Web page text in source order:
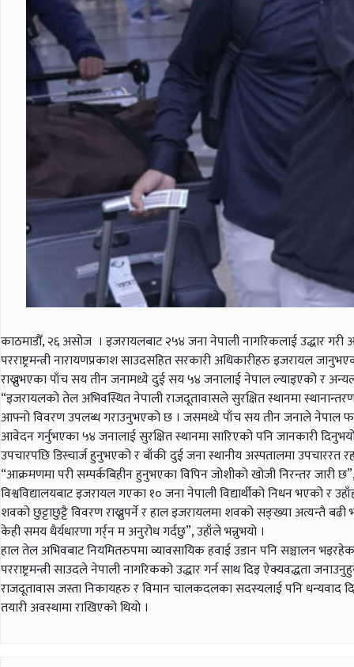
काठमाडौँ, २६ असोज । इजरायलबाट २५४ जना नेपाली नागरिकलाई उद्धार
परराष्ट्रमन्त्री नारायणप्रकाश साउदसहित सरकारी अधिकारीहरु इजरायल
राख्नुभएका पाँच सय तीन जनामध्ये दुई सय ५४ जनालाई नेपाल ल्याइएको र
“इजरायलको तेल अभिवस्थित नेपाली राजदूतावासले सुरक्षित स्थानमा
आफ्नो विवरण उपलब्ध गराउनुभएको छ । जसमध्ये पाँच सय तीन जनाले नेपाल
आवेदन गर्नुभएका ५४ जनालाई सुरक्षित स्थानमा सारिएको पनि जानकारी
उपचारपछि डिस्चार्ज हुनुभएको र बाँकी दुई जना स्थानीय अस्पतालमा उपचाररत
“आक्रमणमा परी सम्पर्कबिहीन हुनुभएका विपिन जोशीको खोजी निरन्तर जारी
विश्वविद्यालयबाट इजरायल गएका १० जना नेपाली विद्यार्थीको निधन भएको
शवको छुट्टाछुट्टै विवरण राख्नुपर्ने र हाल इजरायलमा शवको सङ्ख्या अत्यन्तै
केही समय धैर्यधारणा गर्र्न म अनुरोध गर्दछु”, उहाँले भन्नुभयो ।
हाल तेल अभिवबाट नियमितरुपमा व्यावसायिक हवाई उडान पनि सञ्चालन
परराष्ट्रमन्त्री साउदले नेपाली नागरिकको उद्धार गर्न साथ दिइ ऐक्यवद्धता
राजदूतावास जस्ता निकायहरु र विमान चालकदलका सदस्यलाई पनि धन्यवाद
तयारी अवस्थामा राखिएको थियो ।